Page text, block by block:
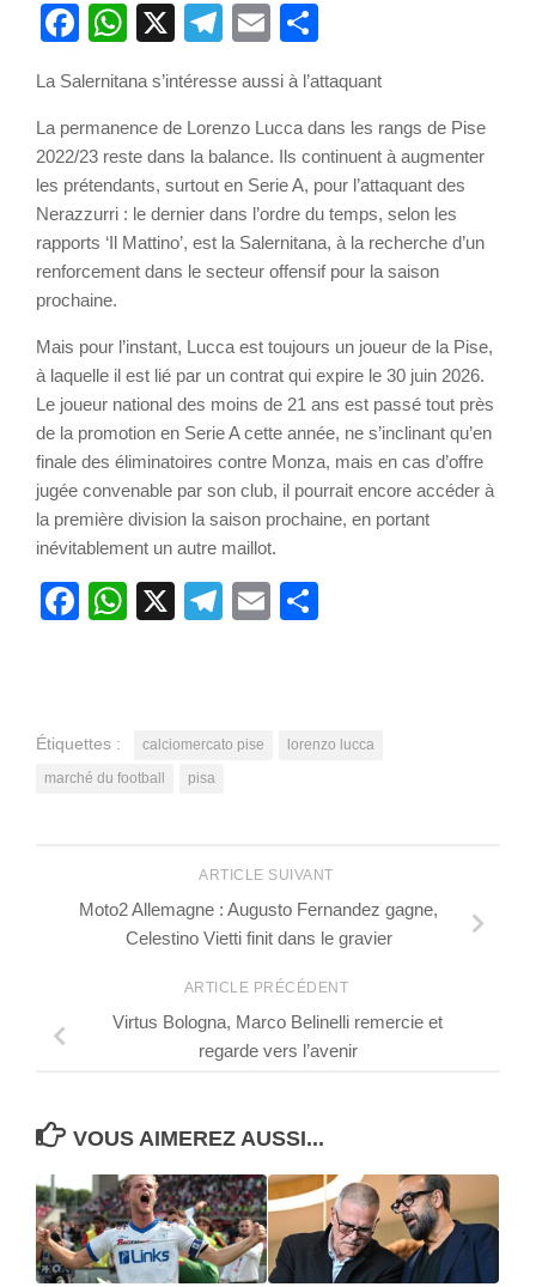
Facebook
WhatsApp
X Telegram
Email
La Salernitana s’intéresse aussi à l’attaquant
La permanence de Lorenzo Lucca dans les rangs de Pise
2022/23 reste dans la balance. Ils continuent à augmenter
les prétendants, surtout en Serie A, pour l’attaquant des
Nerazzurri : le dernier dans l’ordre du temps, selon les
rapports ‘Il Mattino’, est la Salernitana, à la recherche d’un
renforcement dans le secteur offensif pour la saison
prochaine.
Mais pour l’instant, Lucca est toujours un joueur de la Pise,
à laquelle il est lié par un contrat qui expire le 30 juin 2026.
Le joueur national des moins de 21 ans est passé tout près
de la promotion en Serie A cette année, ne s’inclinant qu’en
finale des éliminatoires contre Monza, mais en cas d’offre
jugée convenable par son club, il pourrait encore accéder à
la première division la saison prochaine, en portant
inévitablement un autre maillot.
Facebook
WhatsApp
X Telegram
Email
Étiquettes : calciomercato pise
lorenzo lucca
marché du football
pisa
ARTICLE SUIVANT
Moto2 Allemagne : Augusto Fernandez gagne,
Celestino Vietti finit dans le gravier
ARTICLE PRÉCÉDENT
Virtus Bologna, Marco Belinelli remercie et
regarde vers l’avenir
VOUS AIMEREZ AUSSI...